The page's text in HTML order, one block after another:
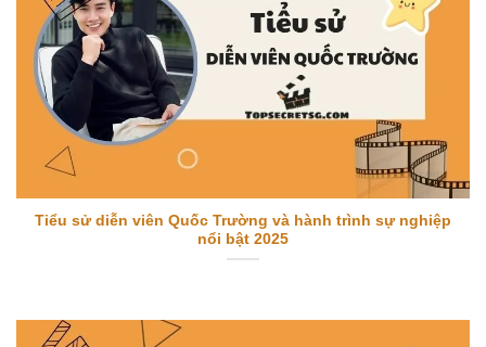
Tiểu sử diễn viên Quốc Trường và hành trình sự nghiệp
nổi bật 2025